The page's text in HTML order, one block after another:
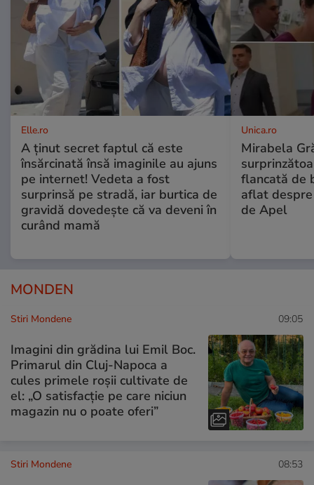
Elle.ro
A ținut secret faptul că este
însărcinată însă imaginile au ajuns
pe internet! Vedeta a fost
surprinsă pe stradă, iar burtica de
gravidă dovedește că va deveni în
curând mamă
Unica.ro
Mirabela
flancată de
aflat
de Apel
MONDEN
Stiri Mondene 09:05
Imagini din grădina lui Emil Boc.
Primarul din Cluj-Napoca a
cules primele roșii cultivate de
el: „O satisfacție pe care niciun
magazin nu o poate oferi”
Stiri Mondene 08:53